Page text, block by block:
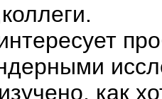
как